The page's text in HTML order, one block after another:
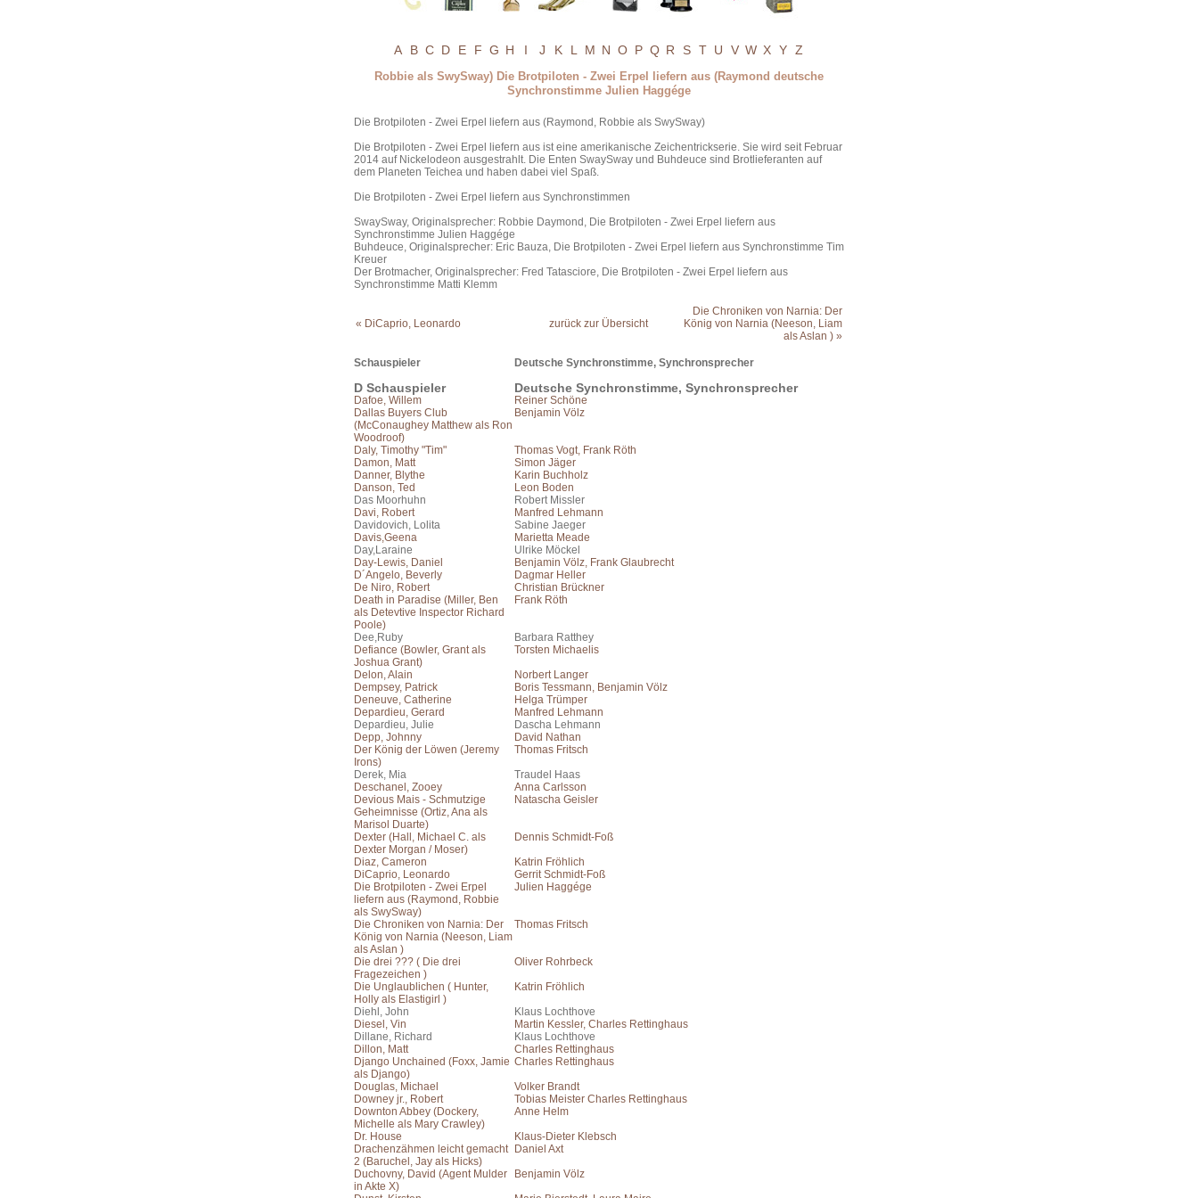
A B C D E F G H I J K L M N O P Q R S T U V W X Y Z
Robbie als SwySway) Die Brotpiloten - Zwei Erpel liefern aus (Raymond deutsche
Synchronstimme Julien Haggége
Die Brotpiloten - Zwei Erpel liefern aus (Raymond, Robbie als SwySway)
Die Brotpiloten - Zwei Erpel liefern aus ist eine amerikanische Zeichentrickserie. Sie wird seit Februar
2014 auf Nickelodeon ausgestrahlt. Die Enten SwaySway und Buhdeuce sind Brotlieferanten auf
dem Planeten Teichea und haben dabei viel Spaß.
Die Brotpiloten - Zwei Erpel liefern aus Synchronstimmen
SwaySway, Originalsprecher: Robbie Daymond, Die Brotpiloten - Zwei Erpel liefern aus
Synchronstimme Julien Haggége
Buhdeuce, Originalsprecher: Eric Bauza, Die Brotpiloten - Zwei Erpel liefern aus Synchronstimme Tim
Kreuer
Der Brotmacher, Originalsprecher: Fred Tatasciore, Die Brotpiloten - Zwei Erpel liefern aus
Synchronstimme Matti Klemm
« DiCaprio, Leonardo zurück zur Übersicht
Die Chroniken von Narnia: Der
König von Narnia (Neeson, Liam
als Aslan ) »
Schauspieler Deutsche Synchronstimme, Synchronsprecher
D Schauspieler Deutsche Synchronstimme, Synchronsprecher
Dafoe, Willem
Reiner Schöne
Dallas Buyers Club
(McConaughey Matthew als Ron
Woodroof)
Benjamin Völz
Daly, Timothy "Tim"
Thomas Vogt, Frank Röth
Damon, Matt
Simon Jäger
Danner, Blythe
Karin Buchholz
Danson, Ted
Leon Boden
Das Moorhuhn
Robert Missler
Davi, Robert
Manfred Lehmann
Davidovich, Lolita
Sabine Jaeger
Davis,Geena
Marietta Meade
Day,Laraine
Ulrike Möckel
Day-Lewis, Daniel
Benjamin Völz, Frank Glaubrecht
D´Angelo, Beverly
Dagmar Heller
De Niro, Robert
Christian Brückner
Death in Paradise (Miller, Ben
als Detevtive Inspector Richard
Poole)
Frank Röth
Dee,Ruby
Barbara Ratthey
Defiance (Bowler, Grant als
Joshua Grant)
Torsten Michaelis
Delon, Alain
Norbert Langer
Dempsey, Patrick
Boris Tessmann, Benjamin Völz
Deneuve, Catherine
Helga Trümper
Depardieu, Gerard
Manfred Lehmann
Depardieu, Julie
Dascha Lehmann
Depp, Johnny
David Nathan
Der König der Löwen (Jeremy
Irons)
Thomas Fritsch
Derek, Mia
Traudel Haas
Deschanel, Zooey
Anna Carlsson
Devious Mais - Schmutzige
Geheimnisse (Ortiz, Ana als
Marisol Duarte)
Natascha Geisler
Dexter (Hall, Michael C. als
Dexter Morgan / Moser)
Dennis Schmidt-Foß
Diaz, Cameron
Katrin Fröhlich
DiCaprio, Leonardo
Gerrit Schmidt-Foß
Die Brotpiloten - Zwei Erpel
liefern aus (Raymond, Robbie
als SwySway)
Julien Haggége
Die Chroniken von Narnia: Der
König von Narnia (Neeson, Liam
als Aslan )
Thomas Fritsch
Die drei ??? ( Die drei
Fragezeichen )
Oliver Rohrbeck
Die Unglaublichen ( Hunter,
Holly als Elastigirl )
Katrin Fröhlich
Diehl, John
Klaus Lochthove
Diesel, Vin
Martin Kessler, Charles Rettinghaus
Dillane, Richard
Klaus Lochthove
Dillon, Matt
Charles Rettinghaus
Django Unchained (Foxx, Jamie
als Django)
Charles Rettinghaus
Douglas, Michael
Volker Brandt
Downey jr., Robert
Tobias Meister Charles Rettinghaus
Downton Abbey (Dockery,
Michelle als Mary Crawley)
Anne Helm
Dr. House
Klaus-Dieter Klebsch
Drachenzähmen leicht gemacht
2 (Baruchel, Jay als Hicks)
Daniel Axt
Duchovny, David (Agent Mulder
in Akte X)
Benjamin Völz